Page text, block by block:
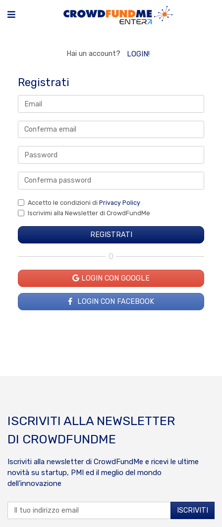
Hai un account? LOGIN!
Registrati
Accetto le condizioni di Privacy Policy
Iscrivimi alla Newsletter di CrowdFundMe
O
LOGIN CON GOOGLE
LOGIN CON FACEBOOK
ISCRIVITI ALLA NEWSLETTER
DI CROWDFUNDME
Iscriviti alla newsletter di CrowdFundMe e ricevi le ultime
novità su startup, PMI ed il meglio del mondo
dell’innovazione